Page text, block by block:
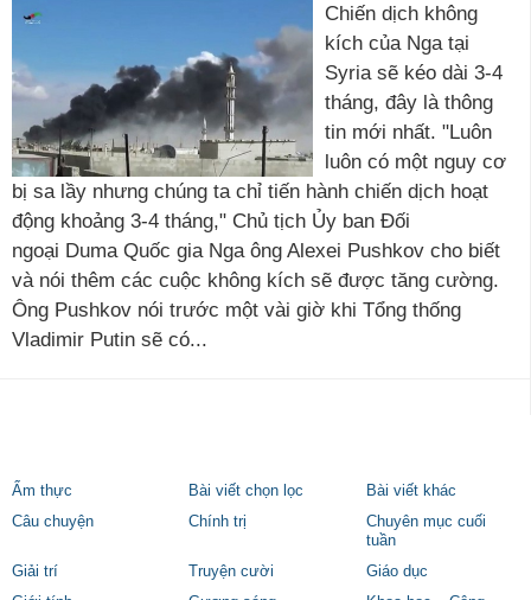
Chiến dịch không
kích của Nga tại
Syria sẽ kéo dài 3-4
tháng, đây là thông
tin mới nhất. "Luôn
luôn có một nguy cơ
bị sa lầy nhưng chúng ta chỉ tiến hành chiến dịch hoạt
động khoảng 3-4 tháng," Chủ tịch Ủy ban Đối
ngoại Duma Quốc gia Nga ông Alexei Pushkov cho biết
và nói thêm các cuộc không kích sẽ được tăng cường.
Ông Pushkov nói trước một vài giờ khi Tổng thống
Vladimir Putin sẽ có...
Ẩm thực Bài viết chọn lọc
Bài viết khác
Câu chuyện
Chính trị
Chuyên mục cuối
tuần
Giải trí
Truyện cười
Giáo dục